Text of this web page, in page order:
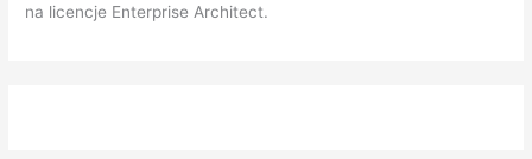
na licencje Enterprise Architect.